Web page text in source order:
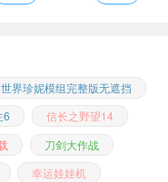
界珍妮模组完整版无遮挡
6
信长之野望14
刀剑大作战
幸运娃娃机